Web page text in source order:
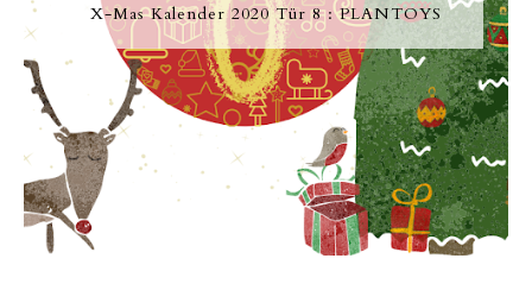
X-Mas Kalender 2020 Tür 8 : PLANTOYS